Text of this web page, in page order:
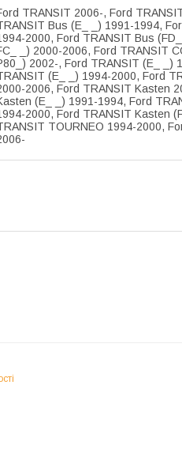
TRANSIT 2006-, Ford
Bus (E_ _) 1991-1994,
2000, Ford TRANSIT Bus (FD_
_) 2000-2006, Ford TRANSIT
2002-, Ford TRANSIT (E_ _)
(E_ _) 1994-2000, Ford
2006, Ford TRANSIT Kasten
(E_ _) 1991-1994, Ford
2000, Ford TRANSIT Kasten
TOURNEO 1994-2000,